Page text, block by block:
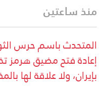
منذ ساعتين
المتحدث باسم حرس
إعادة فتح مضيق هرمز
بإيران، ولا علاقة لها